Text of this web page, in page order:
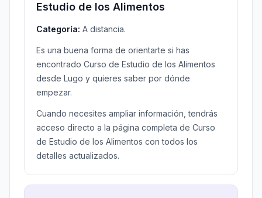
Estudio de los Alimentos
Categoría: A distancia.
Es una buena forma de orientarte si has
encontrado Curso de Estudio de los Alimentos
desde Lugo y quieres saber por dónde
empezar.
Cuando necesites ampliar información, tendrás
acceso directo a la página completa de Curso
de Estudio de los Alimentos con todos los
detalles actualizados.